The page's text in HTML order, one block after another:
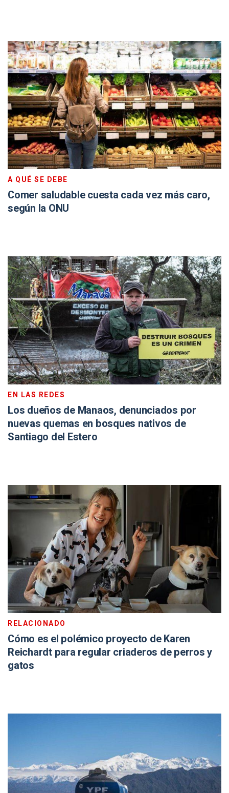
A QUÉ SE DEBE
Comer saludable cuesta cada vez más caro,
según la ONU
EN LAS REDES
Los dueños de Manaos, denunciados por
nuevas quemas en bosques nativos de
Santiago del Estero
RELACIONADO
Cómo es el polémico proyecto de Karen
Reichardt para regular criaderos de perros y
gatos